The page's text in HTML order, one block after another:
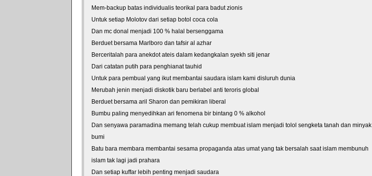
Mem-backup batas individualis teorikal para badut zionis
Untuk setiap Molotov dari setiap botol coca cola
Dan mc donal menjadi 100 % halal bersenggama
Berduet bersama Marlboro dan tafsir al azhar
Berceritalah para anekdot ateis dalam kedangkalan syekh siti jenar
Dari catatan putih para penghianat tauhid
Untuk para pembual yang ikut membantai saudara islam kami disluruh dunia
Merubah jenin menjadi diskotik baru berlabel anti teroris global
Berduet bersama aril Sharon dan pemikiran liberal
Bumbu paling menyedihkan ari fenomena bir bintang 0 % alkohol
Dan senyawa paramadina memang telah cukup membuat islam menjadi tolol sengketa tanah dan minyak
bumi
Batu bara membara membantai sesama propaganda atas umat yang tak bersalah saat islam membunuh
islam tak lagi jadi prahara
Dan setiap kuffar lebih penting menjadi saudara